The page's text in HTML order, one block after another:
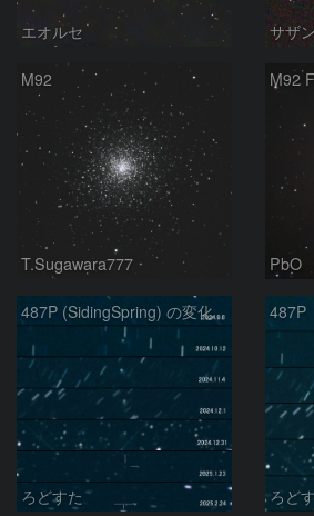
エオルセ サザ
M92
T.Sugawara777
M92
PbO
487P (SidingSpring) の変化
ろどすた ろど